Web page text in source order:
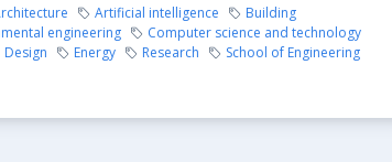
Artificial intelligence
Building
engineering
Computer science and technology
Design Energy Research
School of Engineering